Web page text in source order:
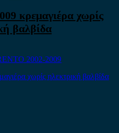
κρεμαγιέρα χωρίς
βαλβίδα
2002-2009